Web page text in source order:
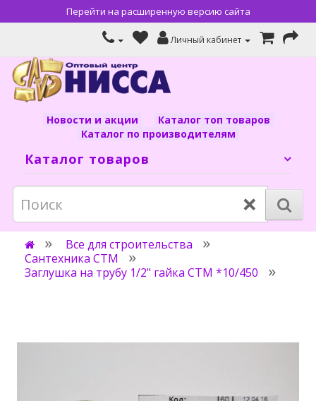
Перейти на расширенную версию сайта
Личный кабинет
Новости и акции
Каталог топ товаров
Каталог по производителям
Каталог товаров
×
Все для строительства
Сантехника СТМ
Заглушка на трубу 1/2" гайка СТМ *10/450